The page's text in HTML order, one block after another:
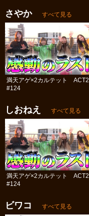
さやか すべて見る
満天アゲ×2カルテット ACT2
#124
しおねえ すべて見る
満天アゲ×2カルテット ACT2
#124
ビワコ すべて見る